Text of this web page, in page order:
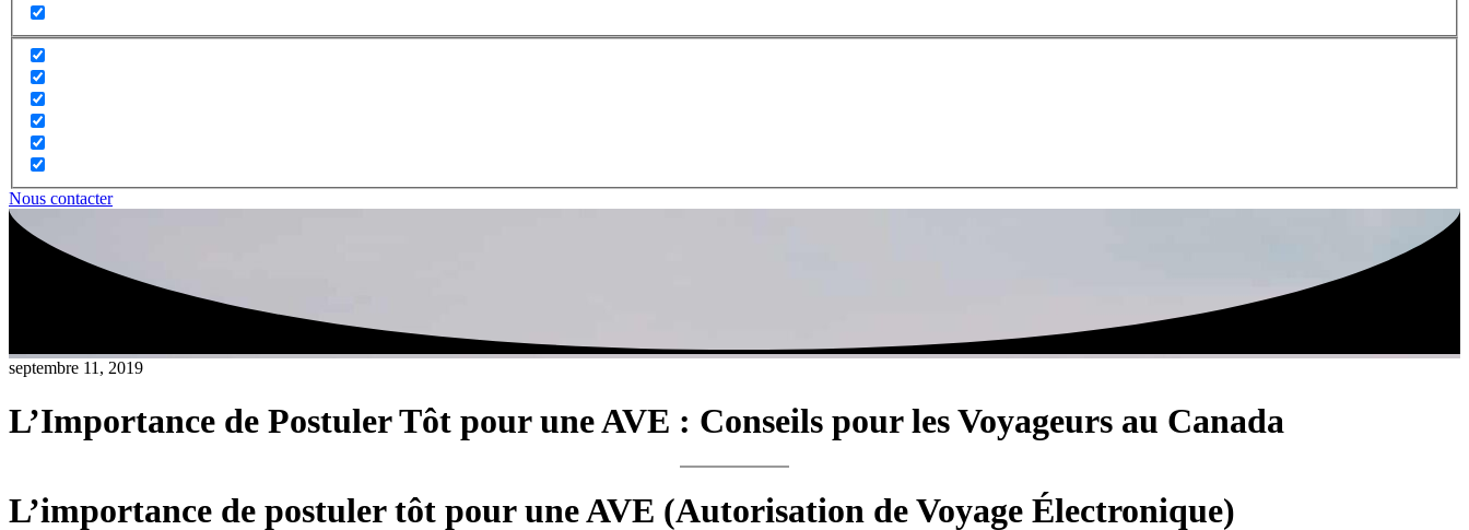
Nous contacter
septembre 11, 2019
L’Importance de Postuler Tôt pour une AVE : Conseils pour les Voyageurs au Canada
L’importance de postuler tôt pour une AVE (Autorisation de Voyage Électronique)